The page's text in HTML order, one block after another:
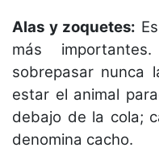
Alas y zoquetes:
más
sobrepasar nunca
estar el animal
debajo de la cola;
denomina cacho.